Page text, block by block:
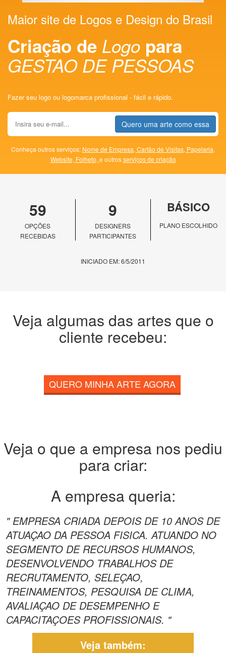
Maior site de Logos e Design do Brasil
Criação de Logo para
GESTAO DE PESSOAS
Fazer seu logo ou logomarca profissional - fácil e rápido.
Quero uma arte como essa
Conheça outros serviços: Nome de Empresa, Cartão de Visitas, Papelaria,
Website, Folheto, e outrosserviços de criação
59
OPÇÕES
RECEBIDAS
9
DESIGNERS
PARTICIPANTES
BÁSICO
PLANO ESCOLHIDO
INICIADO EM: 6/5/2011
Veja algumas das artes que o
cliente recebeu:
QUERO MINHA ARTE AGORA
Veja o que a empresa nos pediu
para criar:
A empresa queria:
" EMPRESA CRIADA DEPOIS DE 10 ANOS DE
ATUAÇAO DA PESSOA FISICA. ATUANDO NO
SEGMENTO DE RECURSOS HUMANOS,
DESENVOLVENDO TRABALHOS DE
RECRUTAMENTO, SELEÇAO,
TREINAMENTOS, PESQUISA DE CLIMA,
AVALIAÇAO DE DESEMPENHO E
CAPACITAÇOES PROFISSIONAIS. "
Veja também: